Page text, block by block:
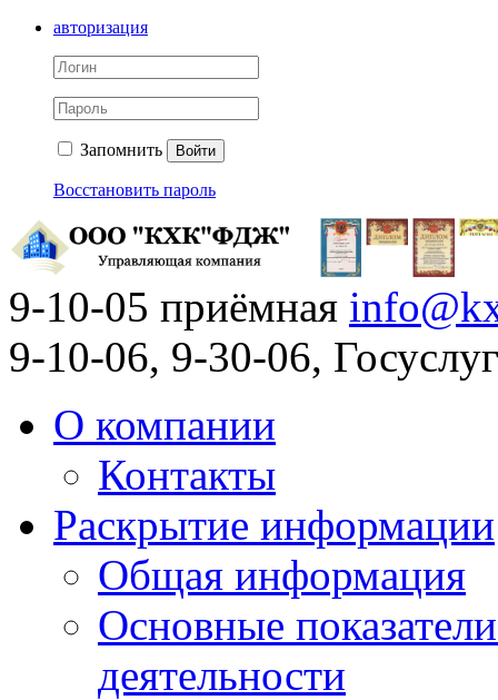
авторизация
Запомнить Войти
Восстановить пароль
9-10-05 приёмная
9-10-06, 9-30-06,
О компании
Контакты
Раскрытие информации
Общая информация
Основные
деятельности